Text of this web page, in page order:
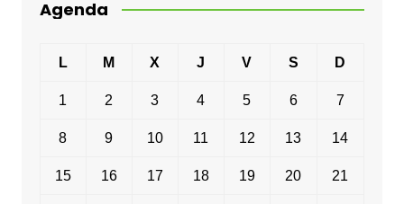
Agenda
L M X J V S D
1 2 3 4 5 6 7
8 9 10 11 12 13 14
15 16 17 18 19 20 21